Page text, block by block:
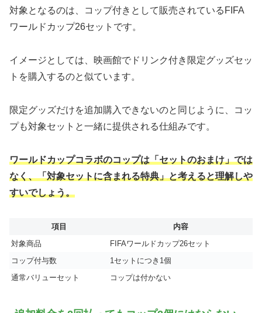
対象となるのは、コップ付きとして販売されているFIFA
ワールドカップ26セットです。
イメージとしては、映画館でドリンク付き限定グッズセッ
トを購入するのと似ています。
限定グッズだけを追加購入できないのと同じように、コッ
プも対象セットと一緒に提供される仕組みです。
ワールドカップコラボのコップは「セットのおまけ」では
なく、「対象セットに含まれる特典」と考えると理解しや
すいでしょう。
項目
内容
対象商品
FIFAワールドカップ26セット
コップ付与数
1セットにつき1個
通常バリューセット
コップは付かない